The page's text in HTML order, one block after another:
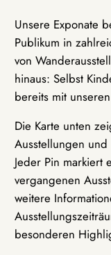
Unsere Exponate
Publikum in
von
hinaus: Selbst
bereits mit
Die Karte unten
Ausstellungen
Jeder Pin markiert
vergangenen
weitere
besonderen